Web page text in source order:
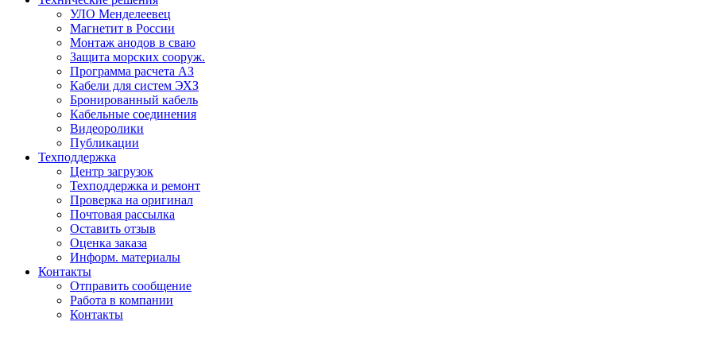
УЛО Менделеевец
Магнетит в России
Монтаж анодов в сваю
Защита морских сооруж.
Программа расчета АЗ
Кабели для систем ЭХЗ
Бронированный кабель
Кабельные соединения
Видеоролики
Публикации
Техподдержка
Центр загрузок
Техподдержка и ремонт
Проверка на оригинал
Почтовая рассылка
Оставить отзыв
Оценка заказа
Информ. материалы
Контакты
Отправить сообщение
Работа в компании
Контакты